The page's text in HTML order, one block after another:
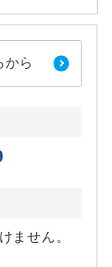
から
ません。